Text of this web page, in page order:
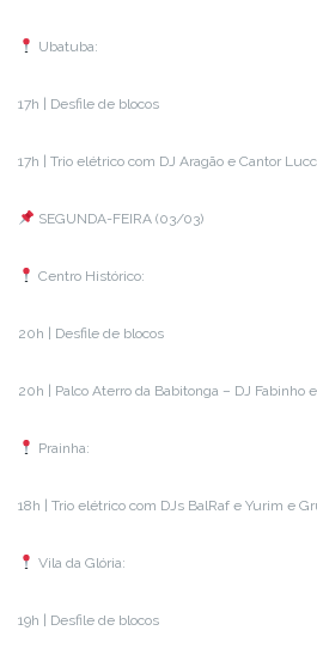
Ubatuba:
17h | Desfile de blocos
17h | Trio elétrico com DJ Aragão e Cantor
SEGUNDA-FEIRA (03/03)
Centro Histórico:
20h | Desfile de blocos
20h | Palco Aterro da Babitonga – DJ Fabinho
Prainha:
18h | Trio elétrico com DJs BalRaf e Yurim e
Vila da Glória:
19h | Desfile de blocos